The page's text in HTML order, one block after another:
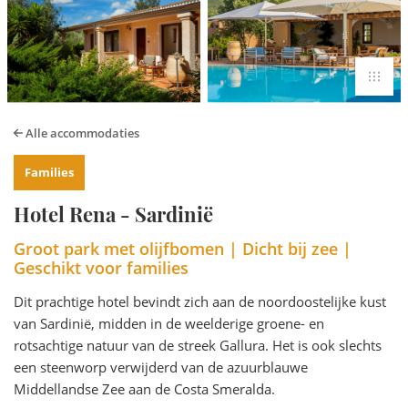
Alle accommodaties
Families
Hotel Rena - Sardinië
Groot park met olijfbomen | Dicht bij zee |
Geschikt voor families
Dit prachtige hotel bevindt zich aan de noordoostelijke kust
van Sardinië, midden in de weelderige groene- en
rotsachtige natuur van de streek Gallura. Het is ook slechts
een steenworp verwijderd van de azuurblauwe
Middellandse Zee aan de Costa Smeralda.